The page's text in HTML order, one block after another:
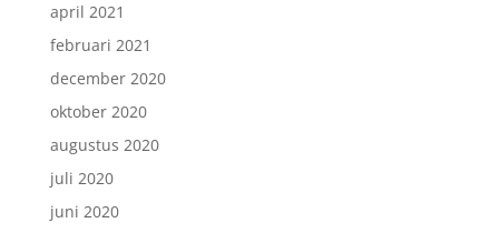
april 2021
februari 2021
december 2020
oktober 2020
augustus 2020
juli 2020
juni 2020